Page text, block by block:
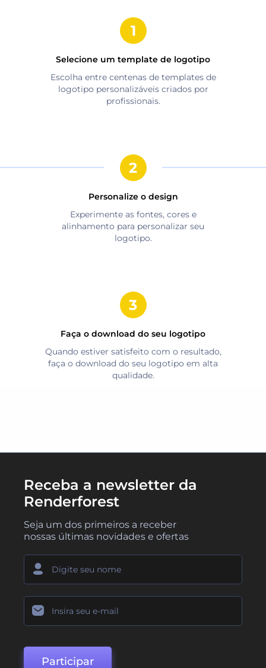
Selecione um template de logotipo
Escolha entre centenas de templates de
logotipo personalizáveis criados por
profissionais.
Personalize o design
Experimente as fontes, cores e
alinhamento para personalizar seu
logotipo.
Faça o download do seu logotipo
Quando estiver satisfeito com o resultado,
faça o download do seu logotipo em alta
qualidade.
Receba a newsletter da
Renderforest
Seja um dos primeiros a receber
nossas últimas novidades e ofertas
Participar